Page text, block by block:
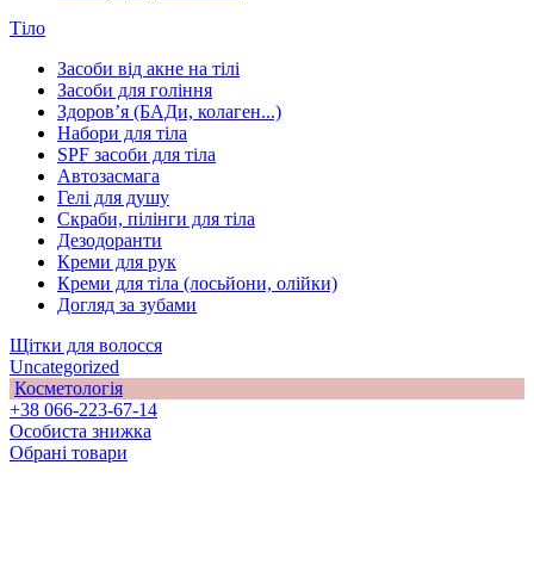
Тіло
Засоби від акне на тілі
Засоби для гоління
Здоровʼя (БАДи, колаген...)
Набори для тіла
SPF засоби для тіла
Автозасмага
Гелі для душу
Скраби, пілінги для тіла
Дезодоранти
Креми для рук
Креми для тіла (лосьйони, олійки)
Догляд за зубами
Щітки для волосся
Uncategorized
Косметологія
+38 066-223-67-14
Особиста знижка
Обрані товари